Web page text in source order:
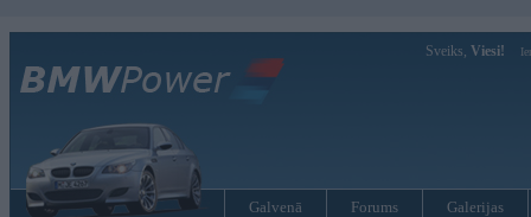
Sveiks, Viesi!
Galvenā Forums Galerijas